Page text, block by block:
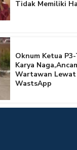
Tidak Memiliki
Oknum Ketua
Karya
Wartawan Lewat
WastsApp